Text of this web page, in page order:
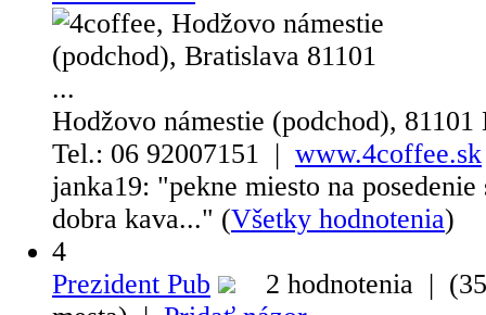
...
Hodžovo námestie (podchod), 81101
Tel.: 06 92007151 | www.4coffee.sk
janka19: "pekne miesto na
dobra kava..." (Všetky hodnotenia)
4
Prezident Pub
2 hodnotenia |